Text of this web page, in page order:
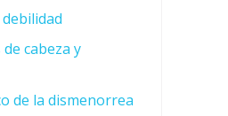
cabeza y
de la dismenorrea